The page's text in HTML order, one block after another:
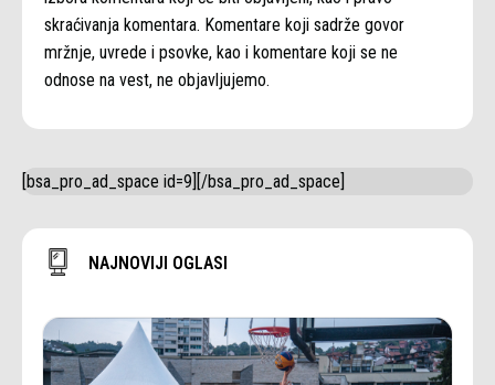
skraćivanja komentara. Komentare koji sadrže govor
mržnje, uvrede i psovke, kao i komentare koji se ne
odnose na vest, ne objavljujemo.
[bsa_pro_ad_space id=9][/bsa_pro_ad_space]
NAJNOVIJI OGLASI